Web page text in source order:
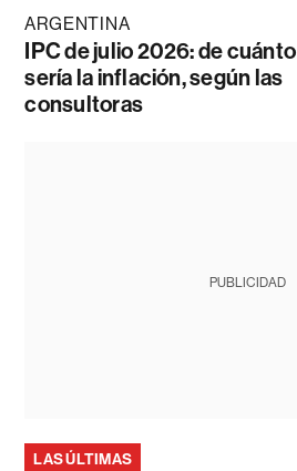
ARGENTINA
IPC de julio 2026: de cuánto
sería la inflación, según las
consultoras
PUBLICIDAD
LAS ÚLTIMAS